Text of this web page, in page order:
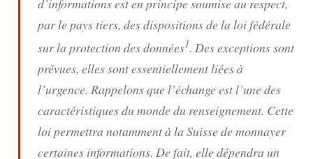
par le pays tiers, des dispositions de la loi fédérale
sur la protection des données1. Des exceptions sont
prévues, elles sont essentiellement liées à
l’urgence. Rappelons que l’échange est l’une des
caractéristiques du monde du renseignement. Cette
loi permettra notamment à la Suisse de monnayer
certaines informations. De fait, elle dépendra un